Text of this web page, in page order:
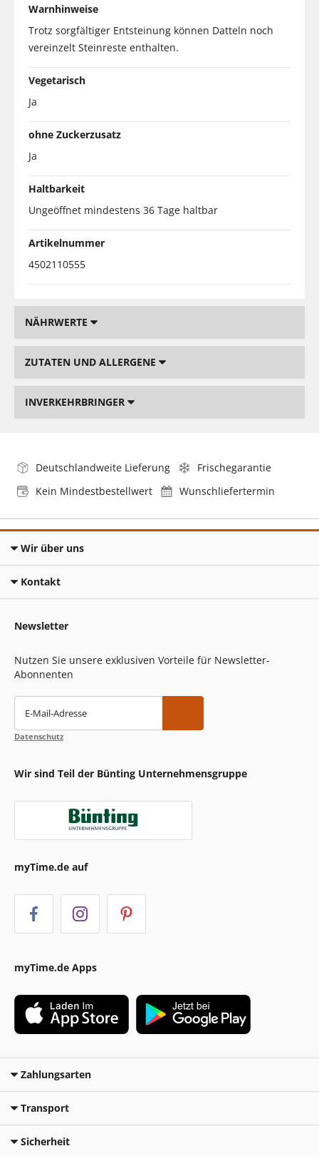
Warnhinweise
Trotz sorgfältiger Entsteinung können Datteln noch
vereinzelt Steinreste enthalten.
Vegetarisch
Ja
ohne Zuckerzusatz
Ja
Haltbarkeit
Ungeöffnet mindestens 36 Tage haltbar
Artikelnummer
4502110555
NÄHRWERTE
ZUTATEN UND ALLERGENE
INVERKEHRBRINGER
Deutschlandweite Lieferung
Frischegarantie
Kein Mindestbestellwert
Wunschliefertermin
Wir über uns
Kontakt
Newsletter
Nutzen Sie unsere exklusiven Vorteile für Newsletter-
Abonnenten
E-Mail-Adresse
Datenschutz
Wir sind Teil der Bünting Unternehmensgruppe
myTime.de auf
myTime.de Apps
Zahlungsarten
Transport
Sicherheit